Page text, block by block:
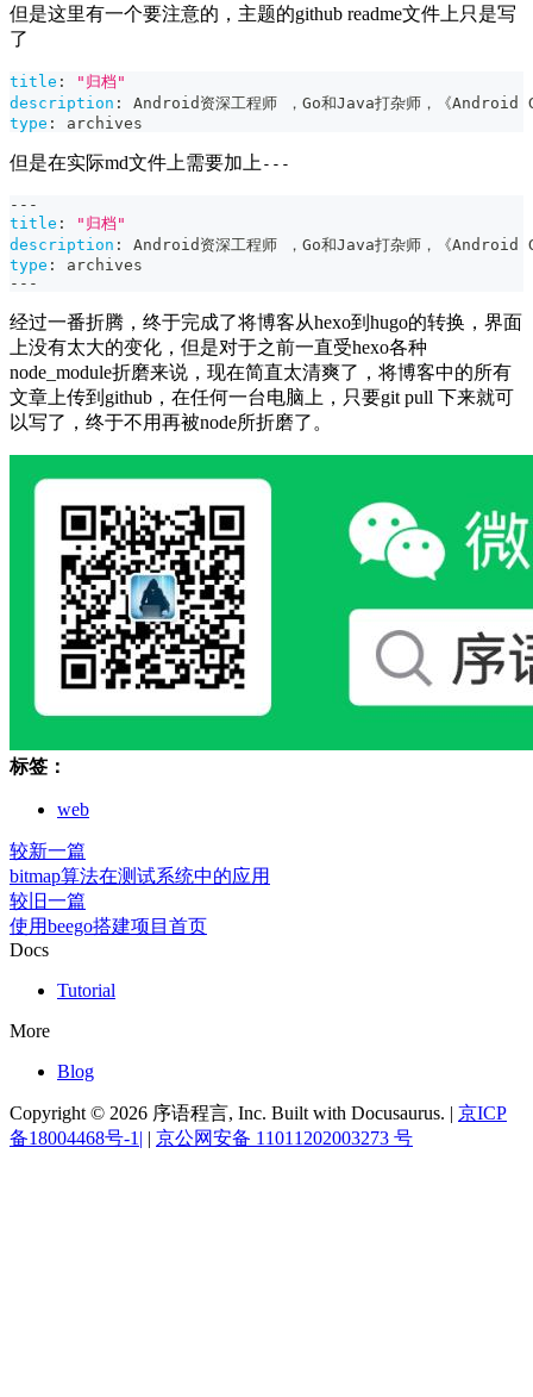
但是这里有一个要注意的，主题的github readme文件上只是写
了
title :
"归档"
description :
Android资深工程师 ，Go和Java打杂师，《Android
type : archives
但是在实际md文件上需要加上 ---
---
title :
"归档"
description :
Android资深工程师 ，Go和Java打杂师，《Android
type :
archives
---
经过一番折腾，终于完成了将博客从hexo到hugo的转换，界面
上没有太大的变化，但是对于之前一直受hexo各种
node_module折磨来说，现在简直太清爽了，将博客中的所有
文章上传到github，在任何一台电脑上，只要git pull 下来就可
以写了，终于不用再被node所折磨了。
标签：
web
较新一篇
bitmap算法在测试系统中的应用
较旧一篇
使用beego搭建项目首页
Docs
Tutorial
More
Blog
Copyright © 2026 序语程言, Inc. Built with Docusaurus. | 京ICP
备18004468号-1| | 京公网安备 11011202003273 号